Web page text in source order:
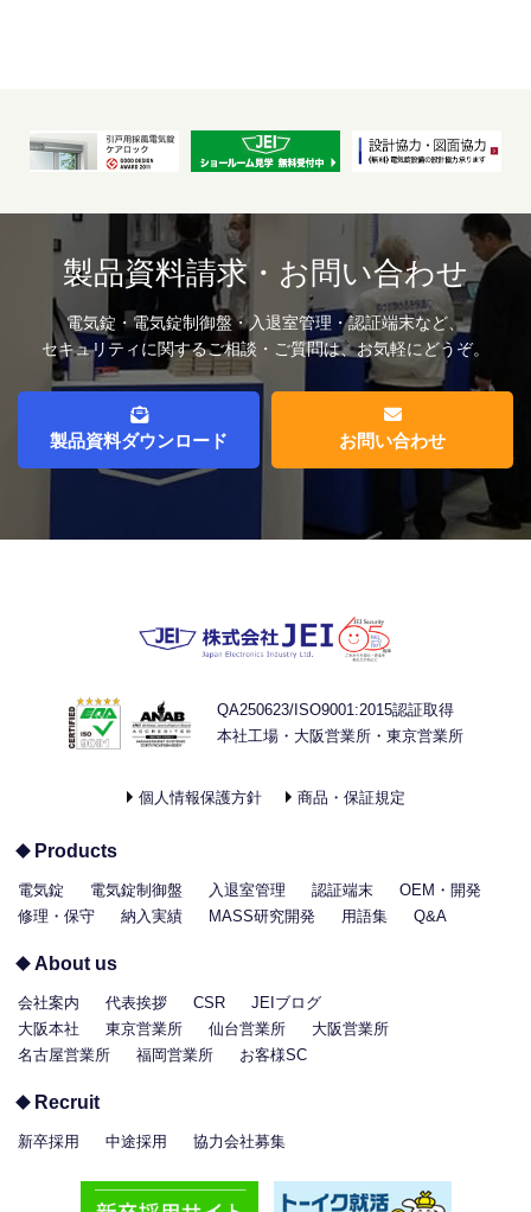
製品資料請求・お問い合わせ
電気錠・電気錠制御盤・入退室管理・認証端末など、
セキュリティに関するご相談・ご質問は、お気軽にどうぞ。
製品資料ダウンロード お問い合わせ
QA250623/ISO9001:2015認証取得
本社工場・大阪営業所・東京営業所
個人情報保護方針 商品・保証規定
Products
電気錠 電気錠制御盤 入退室管理 認証端末
OEM・開発
修理・保守
納入実績 MASS研究開発 用語集 Q&A
About us
会社案内 代表挨拶 CSR
JEIブログ
大阪本社
東京営業所 仙台営業所
大阪営業所
名古屋営業所
福岡営業所 お客様SC
Recruit
新卒採用 中途採用 協力会社募集